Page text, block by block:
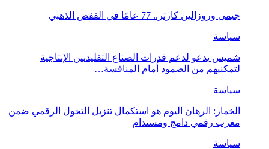
جيمى وروزالين كارتر.. 77 عامًا في القفص الذهبي
سياسة
شميس يدعو لدعم قدرات الصناع التقليديين الإنتاجية
لتمكنيهم من الصمود أمام المنافسة…
سياسة
الخمار: الرهان اليوم هو استكمال تنزيل التحول الرقمي ضمن
مغرب رقمي دامج ومستدام
سياسة